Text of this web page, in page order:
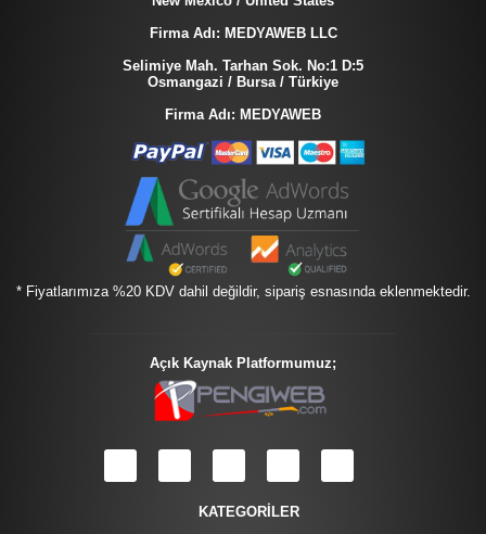
Firma Adı: MEDYAWEB LLC
Selimiye Mah. Tarhan Sok. No:1 D:5
Osmangazi / Bursa / Türkiye
Firma Adı: MEDYAWEB
* Fiyatlarımıza %20 KDV dahil değildir, sipariş esnasında eklenmektedir.
Açık Kaynak Platformumuz;
KATEGORİLER